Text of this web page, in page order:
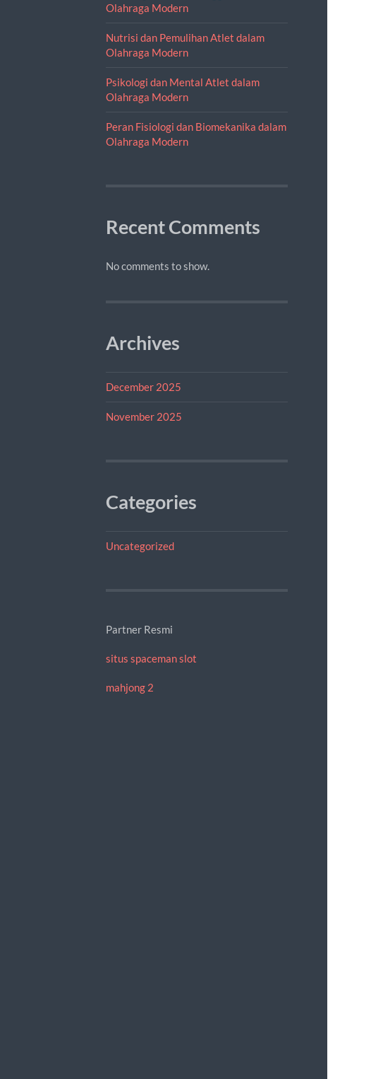
Olahraga Modern
Nutrisi dan Pemulihan Atlet dalam
Olahraga Modern
Psikologi dan Mental Atlet dalam
Olahraga Modern
Peran Fisiologi dan Biomekanika dalam
Olahraga Modern
Recent Comments
No comments to show.
Archives
December 2025
November 2025
Categories
Uncategorized
Partner Resmi
situs spaceman slot
mahjong 2